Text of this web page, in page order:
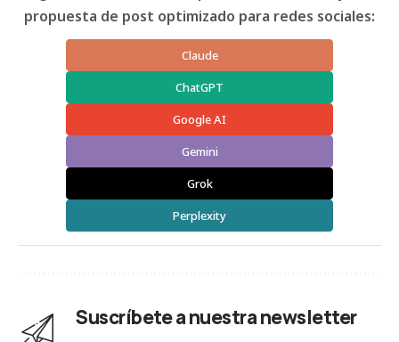
propuesta de post optimizado para redes sociales:
Claude
ChatGPT
Google AI
Gemini
Grok
Perplexity
Suscríbete a nuestra newsletter